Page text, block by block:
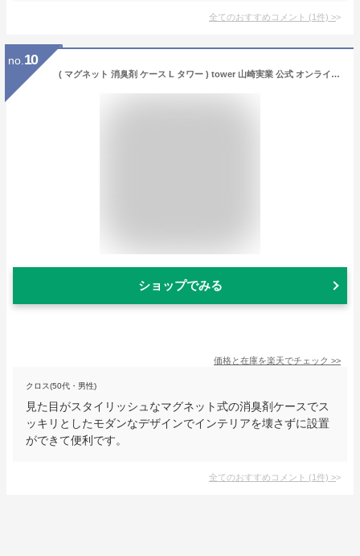
全てのおすすめコメント (1件) >
no. 10
( マグネット 消臭剤 ケース L タワー ) tower 山崎実業 公式 オンライン 通販 収納 浮かす 壁面収納 玄関 冷蔵庫 キッチン 消臭 ビーズ ボトル 生活感 隠す 浮かせる 磁石 おしゃれ シンプル 北欧 モノトーン ホワイト ブラック 白 黒 3663 3664
ショップでみる
価格と在庫を楽天でチェック >>
クロス(50代・男性)
見た目がスタイリッシュなマグネット式の消臭剤ケースでス
ッキリとしたモダンなデザインでインテリアを壊さずに設置
ができて便利です。
全てのおすすめコメント (1件) >